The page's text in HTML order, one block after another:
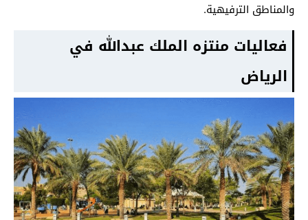
والمناطق الترفيهية.
فعاليات منتزه الملك عبدالله في
الرياض